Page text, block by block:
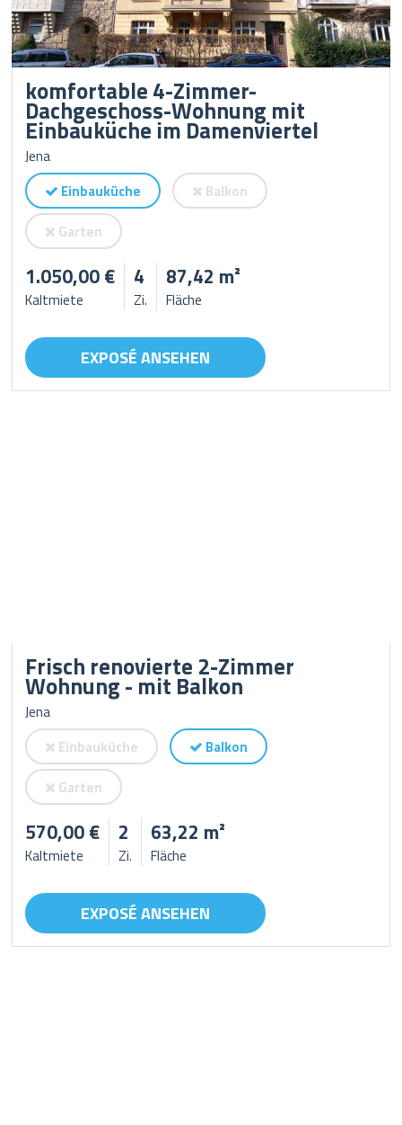
komfortable 4-Zimmer-
Dachgeschoss-Wohnung mit
Einbauküche im Damenviertel
Jena
Einbauküche
Balkon
Garten
1.050,00 €
Kaltmiete
4
Zi.
87,42 m²
Fläche
EXPOSÉ ANSEHEN
Frisch renovierte 2-Zimmer
Wohnung - mit Balkon
Jena
Einbauküche
Balkon
Garten
570,00 €
Kaltmiete
2
Zi.
63,22 m²
Fläche
EXPOSÉ ANSEHEN